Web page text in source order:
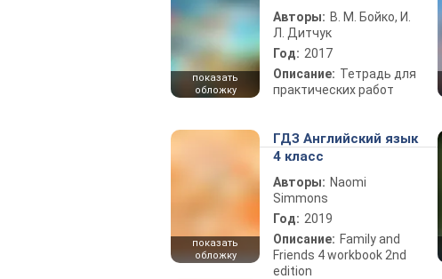
показать
обложку
Авторы: В. М. Бойко, И.
Л. Дитчук
Год: 2017
Описание: Тетрадь для
практических работ
показать
обложку
ГДЗ Английский язык
4 класс
Авторы: Naomi
Simmons
Год: 2019
Описание: Family and
Friends 4 workbook 2nd
edition